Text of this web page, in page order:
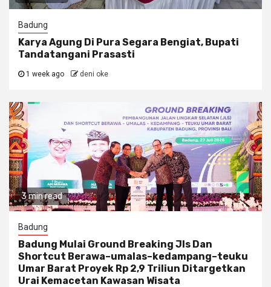
Badung
Karya Agung Di Pura Segara Bengiat, Bupati
Tandatangani Prasasti
1 week ago deni oke
3 min read
Badung
Badung Mulai Ground Breaking Jls Dan
Shortcut Berawa–umalas–kedampang–teuku
Umar Barat Proyek Rp 2,9 Triliun Ditargetkan
Urai Kemacetan Kawasan Wisata